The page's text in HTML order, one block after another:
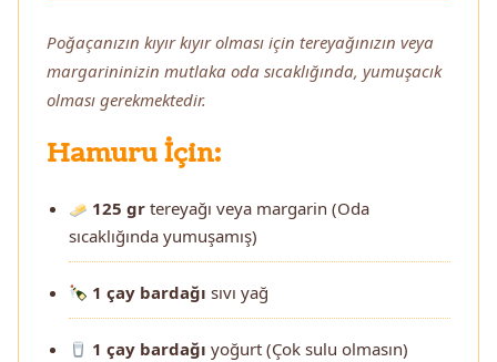
Poğaçanızın kıyır kıyır olması için tereyağınızın veya
margarininizin mutlaka oda sıcaklığında, yumuşacık
olması gerekmektedir.
Hamuru İçin:
125 gr tereyağı veya margarin (Oda
sıcaklığında yumuşamış)
1 çay bardağı sıvı yağ
1 çay bardağı yoğurt (Çok sulu olmasın)